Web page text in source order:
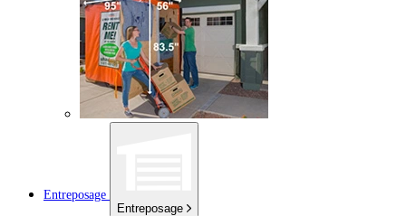
Entreposage
Entreposage